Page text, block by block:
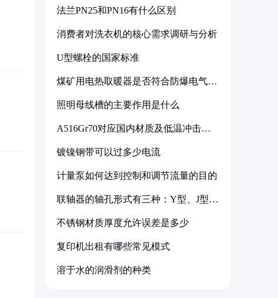
法兰PN25和PN16有什么区别
消费者对洗衣机的核心需求调研与分析
U型螺栓的国家标准
煤矿用电热取暖器是否符合防爆电气设
照明母线槽的主要作用是什么
A516Gr70对应国内材质及低温冲击要
镀镍钢带可以过多少电流
计量泵如何达到控制和调节流量的目的
联轴器的轴孔形式有三种：Y型、J型、
不锈钢材质厚度允许误差是多少
复印机出租有哪些常见模式
溶于水的润滑剂的种类